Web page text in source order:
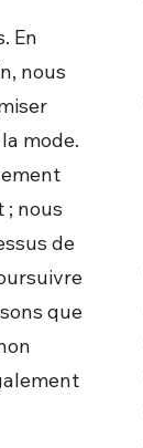
En
nous
mode.
nous
de
que